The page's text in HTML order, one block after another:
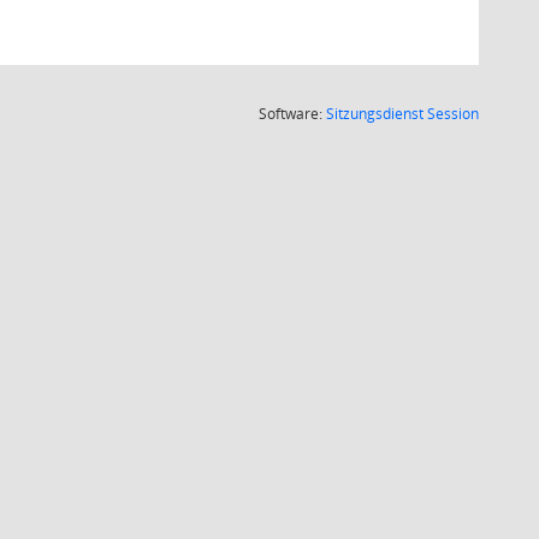
Software:SitzungsdienstSession(Wird in